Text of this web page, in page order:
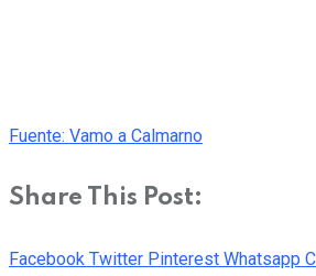
Fuente: Vamo a Calmarno
Share This Post:
Facebook Twitter Pinterest Whatsapp